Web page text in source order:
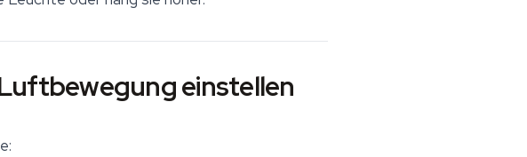
einstellen